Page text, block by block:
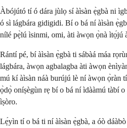
Àbójútó tí ó dára jùlọ sí àìsàn ẹ̀gbà ni
ó sì lágbára gidigidi. Bí o bá ní àìsàn
nílé pẹ̀lú ìsinmi, omi, àti àwọn ọ̀nà ìtọ́jú
Rántí pé, bí àìsàn ẹ̀gbà ti sábàá máa
lágbára, àwọn agbalagba àti àwọn
mú kí àìsàn náà burújú lè ní àwọn ọ̀ràn
ọ̀dọ̀ oníṣègùn rẹ bí o bá ní ìdààmú tàbí
ìṣòro.
Lẹ́yìn tí o bá ti ní àìsàn ẹ̀gbà, a óò